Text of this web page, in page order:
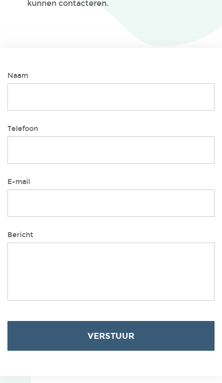
kunnen contacteren.
Naam
Telefoon
E-mail
Bericht